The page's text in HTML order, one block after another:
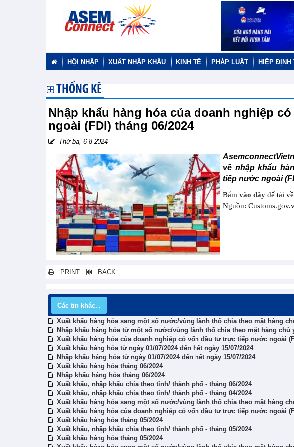
HỘI NHẬP XUẤT NHẬP KHẨU KINH TẾ PHÁP LUẬT HIỆP ĐỊNH
THỐNG KÊ
Nhập khẩu hàng hóa của doanh nghiệp
ngoài (FDI) tháng 06/2024
Thứ ba, 6-8-2024
về nhập khẩu
tiếp nước ngoài
Bấm vào đây để tải
Nguồn:
PRINT BACK
Các tin khác...
Xuất khẩu hàng hóa sang một số nước/vùng lãnh thổ chia theo mặt hàng
Nhập khẩu hàng hóa từ một số nước/vùng lãnh thổ chia theo mặt hàng chủ
Xuất khẩu hàng hóa của doanh nghiệp có vốn đầu tư trực tiếp nước ngoài
Xuất khẩu hàng hóa từ ngày 01/07/2024 đến hết ngày 15/07/2024
Nhập khẩu hàng hóa từ ngày 01/07/2024 đến hết ngày 15/07/2024
Xuất khẩu hàng hóa tháng 06/2024
Nhập khẩu hàng hóa tháng 06/2024
Xuất khẩu, nhập khẩu chia theo tỉnh/ thành phố - tháng 06/2024
Xuất khẩu, nhập khẩu chia theo tỉnh/ thành phố - tháng 04/2024
Xuất khẩu hàng hóa sang một số nước/vùng lãnh thổ chia theo mặt hàng
Xuất khẩu hàng hóa của doanh nghiệp có vốn đầu tư trực tiếp nước ngoài
Xuất khẩu hàng hóa tháng 05/2024
Xuất khẩu, nhập khẩu chia theo tỉnh/ thành phố - tháng 05/2024
Xuất khẩu hàng hóa tháng 05/2024